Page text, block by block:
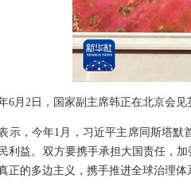
6月2日，国家副主席韩正在北京会见
示，今年1月，习近平主席同斯塔
利益。双方要携手承担大国责任，
正的多边主义，携手推进全球治理体